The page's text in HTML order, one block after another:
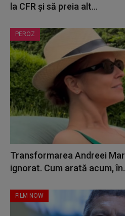
la CFR și să preia alt...
PEROZ
Transformarea Andreei
ignorat. Cum arată acum,
FILM NOW